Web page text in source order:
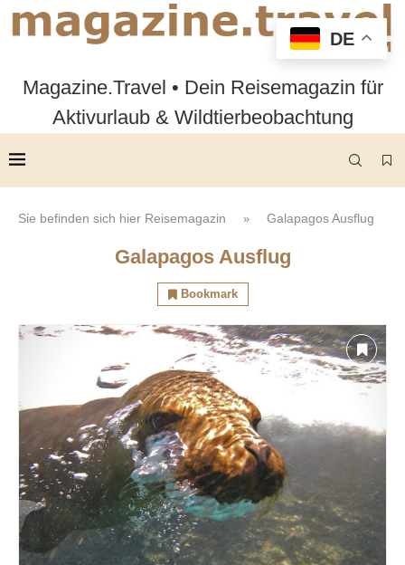
Magazine.Travel • Dein Reisemagazin für
Aktivurlaub & Wildtierbeobachtung
Sie befinden sich hier Reisemagazin » Galapagos Ausflug
Galapagos Ausflug
Bookmark
DE